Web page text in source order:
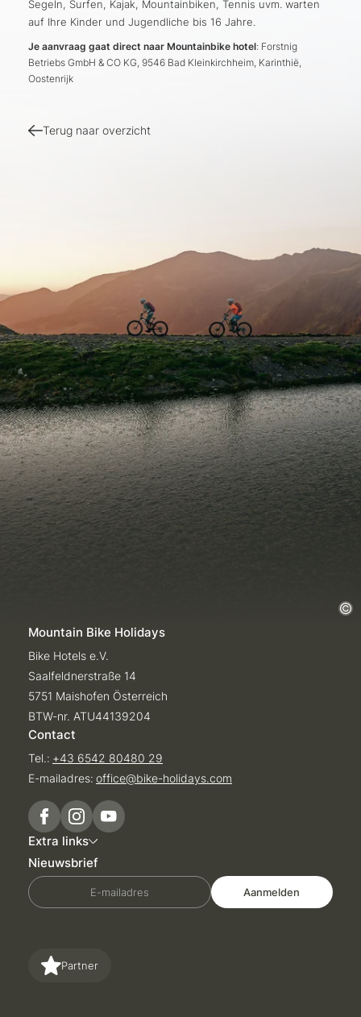
Segeln, Surfen, Kajak, Mountainbiken, Tennis uvm. warten
auf Ihre Kinder und Jugendliche bis 16 Jahre.
Je aanvraag gaat direct naar Mountainbike hotel: Forstnig
Betriebs GmbH & CO KG, 9546 Bad Kleinkirchheim, Karinthië,
Oostenrijk
Terug naar overzicht
Mountain Bike Holidays
Bike Hotels e.V.
Saalfeldnerstraße 14
5751 Maishofen Österreich
BTW-nr. ATU44139204
Contact
Tel.: +43 6542 80480 29
E-mailadres: office@bike-holidays.com
Extra links
Nieuwsbrief
E-mailadres Aanmelden
Partner